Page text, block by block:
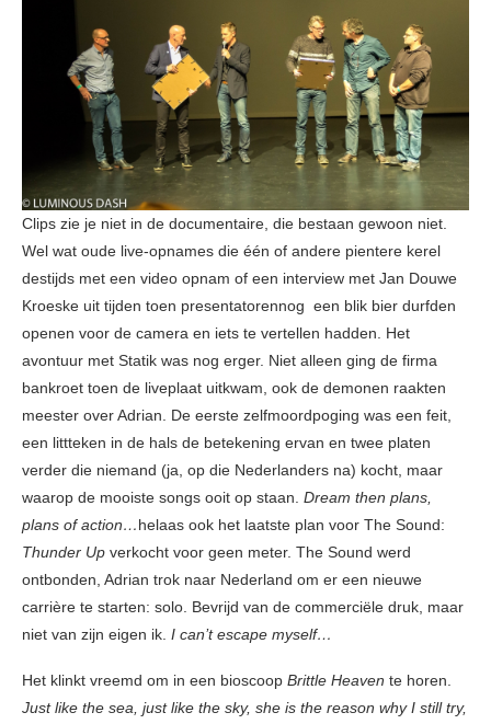
Clips zie je niet in de documentaire, die bestaan gewoon niet.
Wel wat oude live-opnames die één of andere pientere kerel
destijds met een video opnam of een interview met Jan Douwe
Kroeske uit tijden toen presentatorennog een blik bier durfden
openen voor de camera en iets te vertellen hadden. Het
avontuur met Statik was nog erger. Niet alleen ging de firma
bankroet toen de liveplaat uitkwam, ook de demonen raakten
meester over Adrian. De eerste zelfmoordpoging was een feit,
een littteken in de hals de betekening ervan en twee platen
verder die niemand (ja, op die Nederlanders na) kocht, maar
waarop de mooiste songs ooit op staan. Dream then plans,
plans of action…helaas ook het laatste plan voor The Sound:
Thunder Up verkocht voor geen meter. The Sound werd
ontbonden, Adrian trok naar Nederland om er een nieuwe
carrière te starten: solo. Bevrijd van de commerciële druk, maar
niet van zijn eigen ik. I can’t escape myself…
Het klinkt vreemd om in een bioscoop Brittle Heaven te horen.
Just like the sea, just like the sky, she is the reason why I still try,